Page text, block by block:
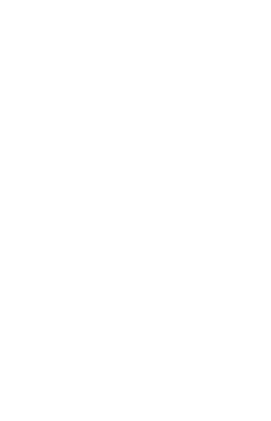
PLAYAS DEL GOLFO DE MÉXICO.